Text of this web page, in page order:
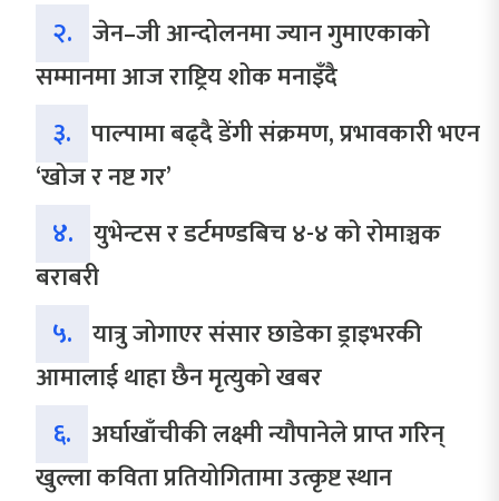
२. जेन–जी आन्दोलनमा ज्यान गुमाएकाको
सम्मानमा आज राष्ट्रिय शोक मनाइँदै
३. पाल्पामा बढ्दै डेंगी संक्रमण, प्रभावकारी भएन
‘खोज र नष्ट गर’
४. युभेन्टस र डर्टमण्डबिच ४-४ को रोमाञ्चक
बराबरी
५. यात्रु जोगाएर संसार छाडेका ड्राइभरकी
आमालाई थाहा छैन मृत्युको खबर
६. अर्घाखाँचीकी लक्ष्मी न्यौपानेले प्राप्त गरिन्
खुल्ला कविता प्रतियोगितामा उत्कृष्ट स्थान